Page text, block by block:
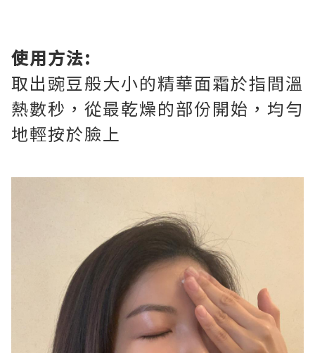
使用方法:
取出豌豆般大小的精華面霜於指間溫
熱數秒，從最乾燥的部份開始，均勻
地輕按於臉上